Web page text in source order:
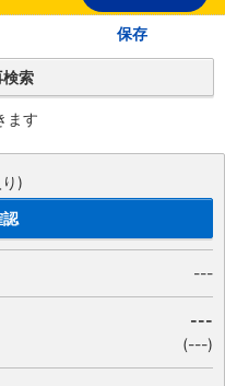
保存
索
ます
)
認
---
---
(---)